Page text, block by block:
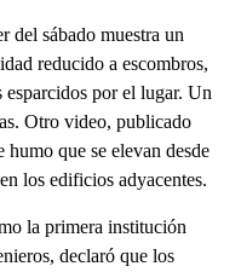
del sábado muestra un
reducido a escombros,
por el lugar. Un
Otro video, publicado
humo que se elevan desde
los edificios adyacentes.
la primera institución
declaró que los